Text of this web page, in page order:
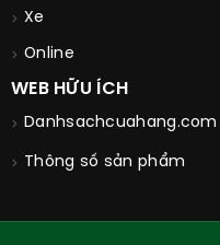
Xe
Online
WEB HỮU ÍCH
Danhsachcuahang.com
Thông số sản phẩm